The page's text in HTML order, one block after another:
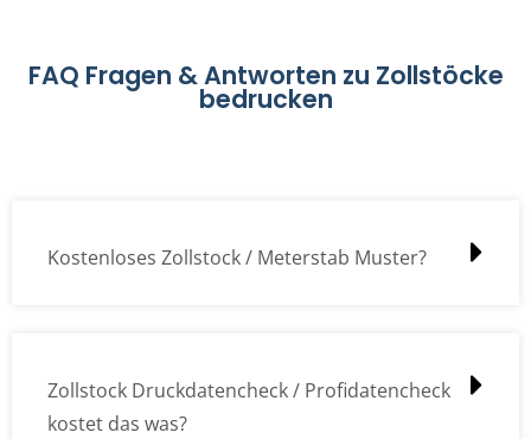
FAQ Fragen & Antworten zu Zollstöcke
bedrucken
Kostenloses Zollstock / Meterstab Muster?
Zollstock Druckdatencheck / Profidatencheck
kostet das was?